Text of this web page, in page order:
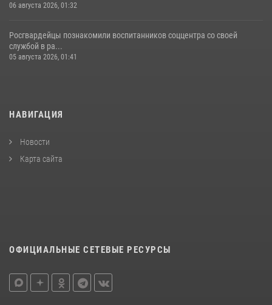
06 августа 2026, 01:32
Росгвардейцы познакомили воспитанников соццентра со своей
службой в ра...
05 августа 2026, 01:41
НАВИГАЦИЯ
Новости
Карта сайта
ОФИЦИАЛЬНЫЕ СЕТЕВЫЕ РЕСУРСЫ